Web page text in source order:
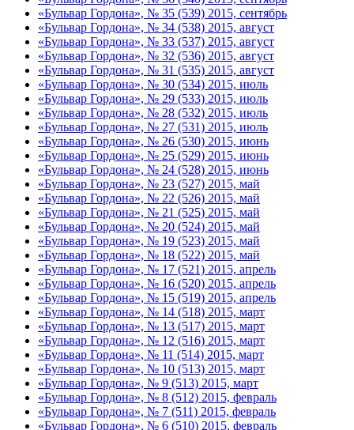
«Бульвар Гордона», № 35 (539) 2015, сентябрь
«Бульвар Гордона», № 34 (538) 2015, август
«Бульвар Гордона», № 33 (537) 2015, август
«Бульвар Гордона», № 32 (536) 2015, август
«Бульвар Гордона», № 31 (535) 2015, август
«Бульвар Гордона», № 30 (534) 2015, июль
«Бульвар Гордона», № 29 (533) 2015, июль
«Бульвар Гордона», № 28 (532) 2015, июль
«Бульвар Гордона», № 27 (531) 2015, июль
«Бульвар Гордона», № 26 (530) 2015, июнь
«Бульвар Гордона», № 25 (529) 2015, июнь
«Бульвар Гордона», № 24 (528) 2015, июнь
«Бульвар Гордона», № 23 (527) 2015, май
«Бульвар Гордона», № 22 (526) 2015, май
«Бульвар Гордона», № 21 (525) 2015, май
«Бульвар Гордона», № 20 (524) 2015, май
«Бульвар Гордона», № 19 (523) 2015, май
«Бульвар Гордона», № 18 (522) 2015, май
«Бульвар Гордона», № 17 (521) 2015, апрель
«Бульвар Гордона», № 16 (520) 2015, апрель
«Бульвар Гордона», № 15 (519) 2015, апрель
«Бульвар Гордона», № 14 (518) 2015, март
«Бульвар Гордона», № 13 (517) 2015, март
«Бульвар Гордона», № 12 (516) 2015, март
«Бульвар Гордона», № 11 (514) 2015, март
«Бульвар Гордона», № 10 (513) 2015, март
«Бульвар Гордона», № 9 (513) 2015, март
«Бульвар Гордона», № 8 (512) 2015, февраль
«Бульвар Гордона», № 7 (511) 2015, февраль
«Бульвар Гордона», № 6 (510) 2015, февраль